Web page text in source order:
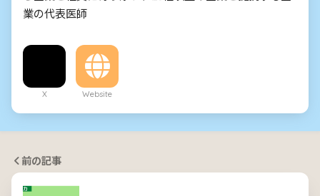
業の代表医師
X Website
前の記事